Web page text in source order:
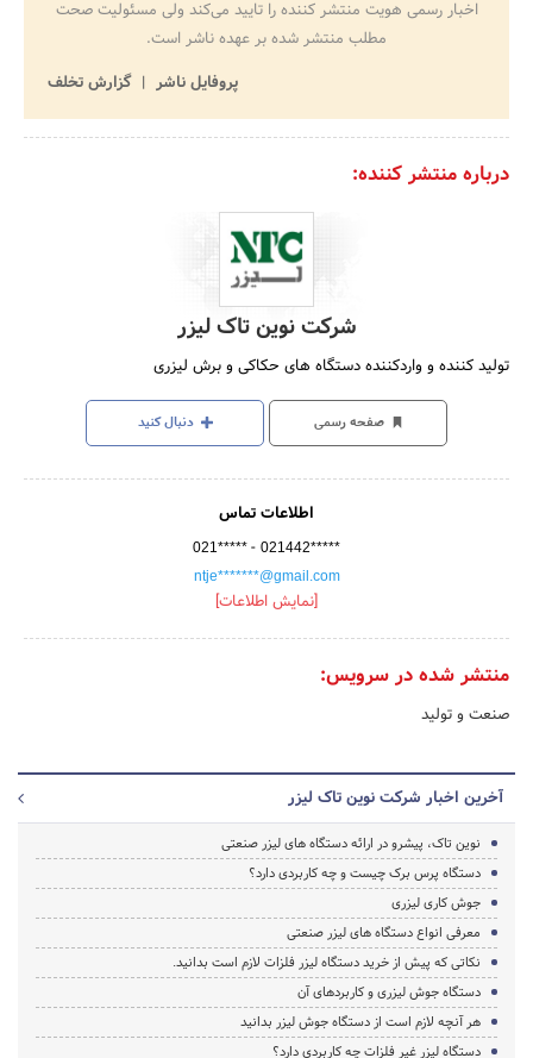
اخبار رسمی هویت منتشر کننده را تایید می‌کند ولی مسئولیت صحت
مطلب منتشر شده بر عهده ناشر است.
پروفایل ناشر
گزارش تخلف
درباره منتشر کننده:
شرکت نوین تاک لیزر
تولید کننده و واردکننده دستگاه های حکاکی و برش لیزری
صفحه رسمی دنبال کنید
اطلاعات تماس
021***** - 021442*****
ntje*******@gmail.com
[نمایش اطلاعات]
منتشر شده در سرویس:
صنعت و تولید
آخرین اخبار شرکت نوین تاک لیزر
نوین تاک، پیشرو در ارائه دستگاه های لیزر صنعتی
دستگاه پرس برک چیست و چه کاربردی دارد؟
جوش کاری لیزری
معرفی انواع دستگاه های لیزر صنعتی
نکاتی که پیش از خرید دستگاه لیزر فلزات لازم است بدانید.
دستگاه جوش لیزری و کاربردهای آن
هر آنچه لازم است از دستگاه جوش لیزر بدانید
دستگاه لیزر غیر فلزات چه کاربردی دارد؟